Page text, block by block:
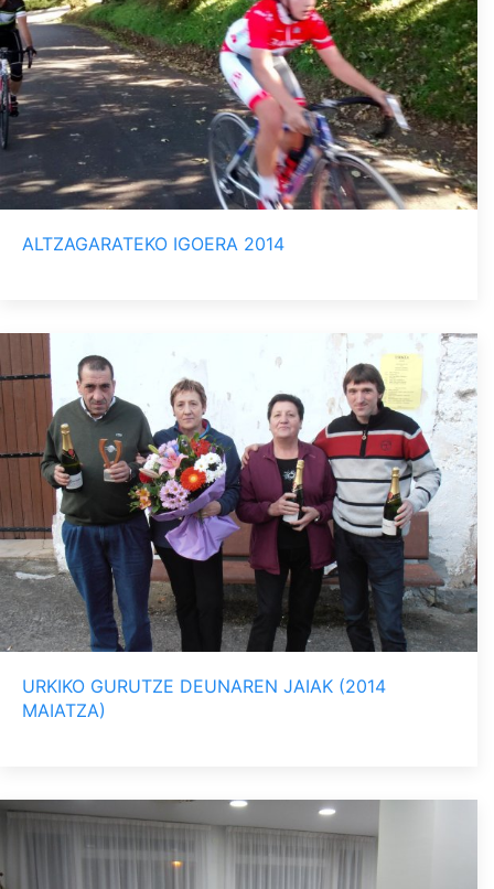
ALTZAGARATEKO IGOERA 2014
URKIKO GURUTZE DEUNAREN JAIAK (2014
MAIATZA)